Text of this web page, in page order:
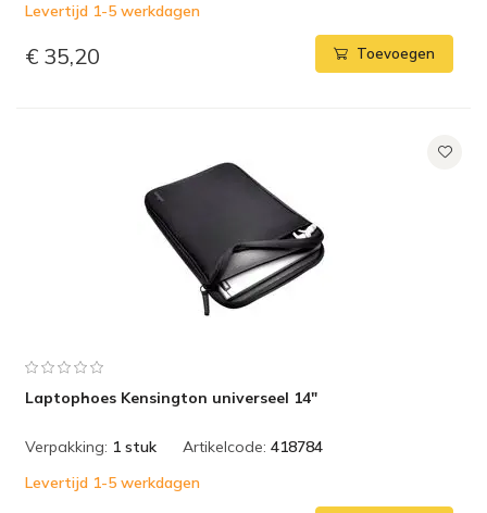
Levertijd 1-5 werkdagen
€ 35,20 Toevoegen
Laptophoes Kensington universeel 14"
Verpakking: 1 stuk Artikelcode: 418784
Levertijd 1-5 werkdagen